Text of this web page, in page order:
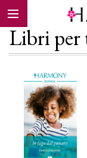
EBOOK
Libri per